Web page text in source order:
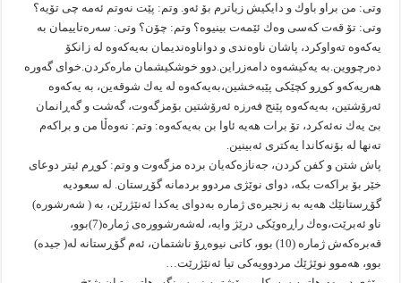
وتی: من براو باوك و دایكیش زیاترم بۆ ئه‌و. وتم: پێت نه‌وتم ئه‌مه‌ چی تۆیه‌؟
وتی: تۆ قه‌ت كه‌سی وه‌ك ئێمه‌ت بینیوه‌؟ وتم: چۆن؟ وتی: سه‌ره‌تاییمان به‌
یه‌كه‌وه‌ ته‌واوكرد، پاشان ناوه‌ندی و دواناوه‌ندیمان به‌یه‌كه‌وه‌ له‌ زانكۆ
ده‌رچووین.به‌ یه‌كیشه‌وه‌ دامه‌زراین.دوو خوشكیشمان ماره‌كردن.خوای گه‌وره‌
هه‌ریه‌كه‌و كوڕو كچێكی پێبه‌خشین،به‌یه‌كه‌وه‌ له‌ یه‌ك شوقه‌ین، به‌ یه‌كه‌وه‌
ئه‌رۆشتین، به‌یه‌كه‌وه‌ پێنج فه‌رزه‌ ئه‌رۆشتین بۆمزگه‌وت، گه‌شت و گه‌ڕانمان
بێ یه‌ك نه‌ئه‌كرد، تۆ برات هه‌یه‌ ئاوا بن به‌یه‌كه‌وه‌: وتم: نه‌وه‌ڵا من و براكه‌م
ته‌نها له‌ بۆنه‌كاندا یه‌كتری ئه‌بینین.
پاش شتن و كفن كردن، جه‌نازه‌كه‌یان برده‌ مزگه‌وت و وتم: كوڕم ئیتر دوعای
خێر بۆ براكه‌ت بكه‌، دوای نوێژی مردوو بردمانه‌ گۆڕستان. له‌ سعودیه‌
گۆڕستانێك هه‌یه‌ به‌ زنجیره‌ی ژماره‌ به‌دوای یه‌كدا ئه‌نێژرێن، به‌ ( شه‌رشوره‌)
ناو ئه‌برێت،وه‌ك راڕه‌وێكی درێژ وایه‌، له‌شه‌رشووره‌ی ژماره‌(7)بوو،
قه‌بره‌كه‌ش ژماره‌ (10) بوو، كاتی نیوه‌ڕۆ ناشتمان، ئه‌م گۆڕستانه‌ له‌( جیده‌)
بوو، هه‌موو نوێژێك مردوویه‌كی تیا ئه‌نێژرێت…